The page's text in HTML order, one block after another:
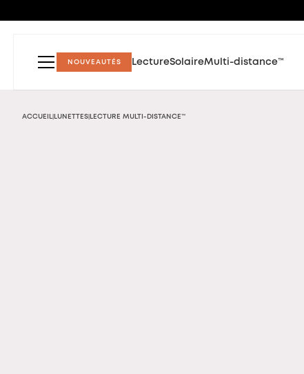
NOUVEAUTÉS LectureSolaireMulti-distance™
ACCUEIL LUNETTES LECTURE MULTI-DISTANCE™